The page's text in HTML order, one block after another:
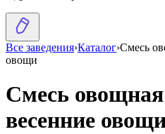
Все заведения›Каталог›Смесь
овощи
Смесь
весенние